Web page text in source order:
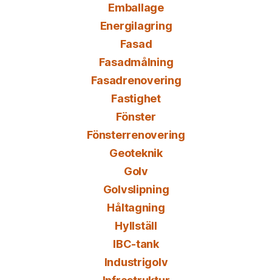
Emballage
Energilagring
Fasad
Fasadmålning
Fasadrenovering
Fastighet
Fönster
Fönsterrenovering
Geoteknik
Golv
Golvslipning
Håltagning
Hyllställ
IBC-tank
Industrigolv